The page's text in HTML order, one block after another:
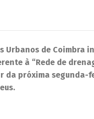
Urbanos de Coimbra
à “Rede de
da próxima segunda-